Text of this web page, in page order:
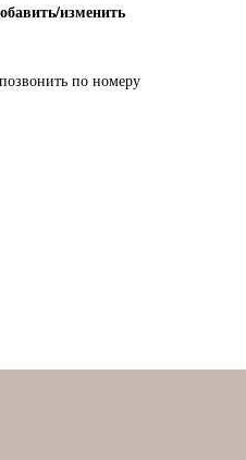
изменить
по номеру